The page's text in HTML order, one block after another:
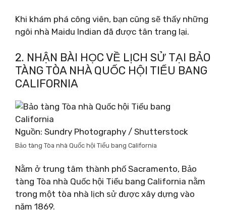
Khi khám phá công viên, bạn cũng sẽ thấy những
ngôi nhà Maidu Indian đã được tân trang lại.
2. NHẬN BÀI HỌC VỀ LỊCH SỬ TẠI BẢO
TÀNG TÒA NHÀ QUỐC HỘI TIỂU BANG
CALIFORNIA
Nguồn: Sundry Photography / Shutterstock
Bảo tàng Tòa nhà Quốc hội Tiểu bang California
Nằm ở trung tâm thành phố Sacramento, Bảo
tàng Tòa nhà Quốc hội Tiểu bang California nằm
trong một tòa nhà lịch sử được xây dựng vào
năm 1869.